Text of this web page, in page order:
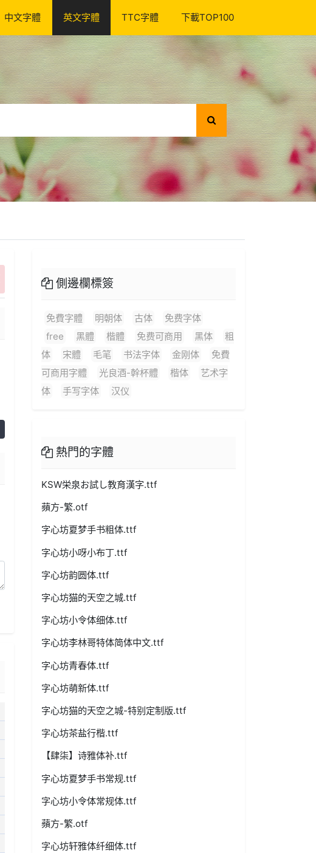
中文字體 英文字體 TTC字體 下載TOP100
側邊欄標簽
免費字體 明朝体 古体
免费字体
free
黑體 楷體 免费可商用 黑体
粗
体
宋體 毛笔 书法字体 金刚体
免費
可商用字體
光良酒-幹杯體 楷体
艺术字
体
手写字体 汉仪
熱門的字體
KSW栄泉お試し教育漢字.ttf
蘋方-繁.otf
字心坊夏梦手书粗体.ttf
字心坊小呀小布丁.ttf
字心坊韵圆体.ttf
字心坊猫的天空之城.ttf
字心坊小令体细体.ttf
字心坊李林哥特体简体中文.ttf
字心坊青春体.ttf
字心坊萌新体.ttf
字心坊猫的天空之城-特别定制版.ttf
字心坊茶盐行楷.ttf
【肆柒】诗雅体补.ttf
字心坊夏梦手书常规.ttf
字心坊小令体常规体.ttf
蘋方-繁.otf
字心坊轩雅体纤细体.ttf